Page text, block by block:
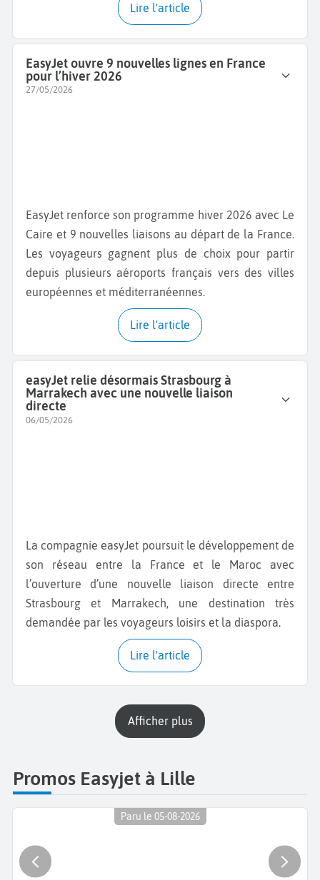
Lire l'article
EasyJet ouvre 9 nouvelles lignes en France
pour l’hiver 2026
27/05/2026
EasyJet renforce son programme hiver 2026 avec Le
Caire et 9 nouvelles liaisons au départ de la France.
Les voyageurs gagnent plus de choix pour partir
depuis plusieurs aéroports français vers des villes
européennes et méditerranéennes.
Lire l'article
easyJet relie désormais Strasbourg à
Marrakech avec une nouvelle liaison
directe
06/05/2026
La compagnie easyJet poursuit le développement de
son réseau entre la France et le Maroc avec
l’ouverture d’une nouvelle liaison directe entre
Strasbourg et Marrakech, une destination très
demandée par les voyageurs loisirs et la diaspora.
Lire l'article
Afficher plus
Promos Easyjet à Lille
Paru le 05-08-2026